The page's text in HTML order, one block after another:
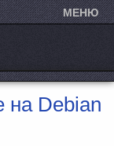
МЕНЮ
на Debian